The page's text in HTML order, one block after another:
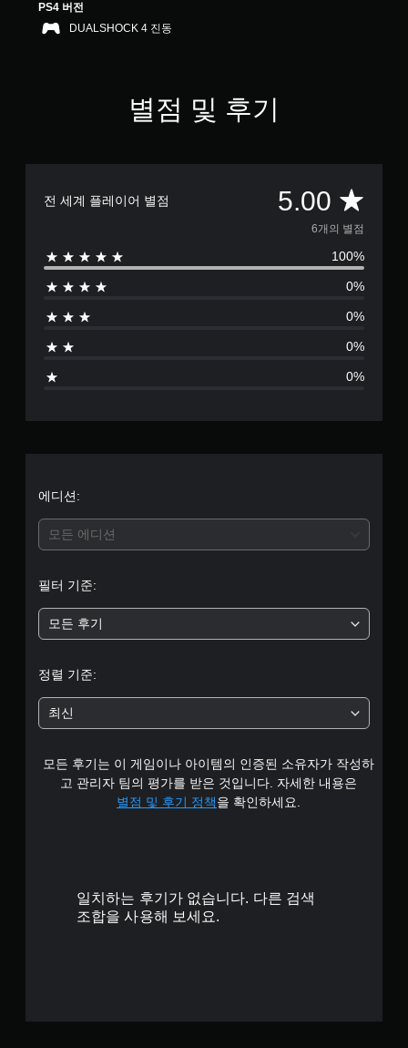
PS4 버전
DUALSHOCK 4 진동
별점 및 후기
전 세계 플레이어 별점 5.00 총
6
별
점
로
평
균
개
별
6개의 별점
100%
0%
0%
0%
0%
에디션:
모든 에디션
필터 기준:
모든 후기
정렬 기준:
최신
모든 후기는 이 게임이나 아이템의 인증된 소유자가 작성하
고 관리자 팀의 평가를 받은 것입니다. 자세한 내용은
별점 및 후기 정책을 확인하세요.
일치하는 후기가 없습니다. 다른 검색
조합을 사용해 보세요.